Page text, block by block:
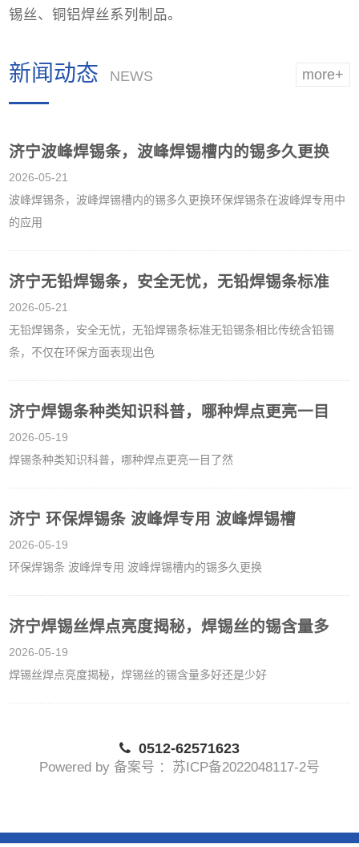
锡丝、铜铝焊丝系列制品。
more+
新闻动态 NEWS
济宁波峰焊锡条，波峰焊锡槽内的锡多久更换
2026-05-21
波峰焊锡条，波峰焊锡槽内的锡多久更换环保焊锡条在波峰焊专用中
的应用
济宁无铅焊锡条，安全无忧，无铅焊锡条标准
2026-05-21
无铅焊锡条，安全无忧，无铅焊锡条标准无铅锡条相比传统含铅锡
条，不仅在环保方面表现出色
济宁焊锡条种类知识科普，哪种焊点更亮一目
2026-05-19
焊锡条种类知识科普，哪种焊点更亮一目了然
济宁 环保焊锡条 波峰焊专用 波峰焊锡槽
2026-05-19
环保焊锡条 波峰焊专用 波峰焊锡槽内的锡多久更换
济宁焊锡丝焊点亮度揭秘，焊锡丝的锡含量多
2026-05-19
焊锡丝焊点亮度揭秘，焊锡丝的锡含量多好还是少好
0512-62571623
Powered by 备案号 ：苏ICP备2022048117-2号